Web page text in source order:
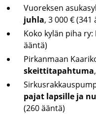
Vuo­rek­sen
juh­la, 3 000 € (341
Koko kylän piha ry:
ääntä)
Pir­kan­maan
skeittitapahtuma
pa­jat lap­sil­le ja
(260 ääntä)